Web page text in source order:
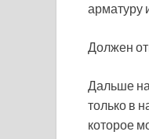
арматуру
Должен
Дальше
только в
которое